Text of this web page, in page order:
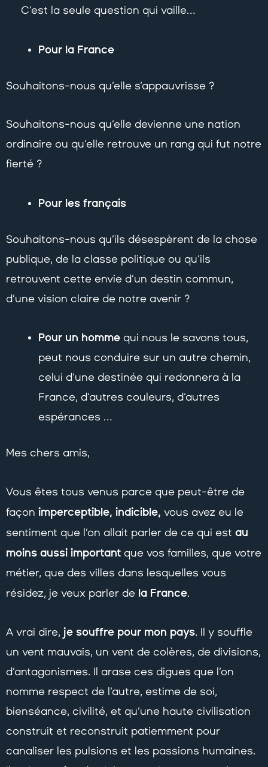
C’est la seule question qui vaille…
Pour la France
Souhaitons-nous qu’elle s’appauvrisse ?
Souhaitons-nous qu’elle devienne une nation
ordinaire ou qu’elle retrouve un rang qui fut notre
fierté ?
Pour les français
Souhaitons-nous qu’ils désespèrent de la chose
publique, de la classe politique ou qu’ils
retrouvent cette envie d’un destin commun,
d’une vision claire de notre avenir ?
Pour un homme qui nous le savons tous,
peut nous conduire sur un autre chemin,
celui d’une destinée qui redonnera à la
France, d’autres couleurs, d’autres
espérances …
Mes chers amis,
Vous êtes tous venus parce que peut-être de
façon imperceptible, indicible, vous avez eu le
sentiment que l’on allait parler de ce qui est au
moins aussi important que vos familles, que votre
métier, que des villes dans lesquelles vous
résidez, je veux parler de la France.
A vrai dire, je souffre pour mon pays. Il y souffle
un vent mauvais, un vent de colères, de divisions,
d’antagonismes. Il arase ces digues que l’on
nomme respect de l’autre, estime de soi,
bienséance, civilité, et qu’une haute civilisation
construit et reconstruit patiemment pour
canaliser les pulsions et les passions humaines.